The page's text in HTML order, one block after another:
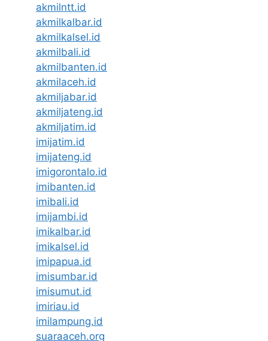
akmilntt.id
akmilkalbar.id
akmilkalsel.id
akmilbali.id
akmilbanten.id
akmilaceh.id
akmiljabar.id
akmiljateng.id
akmiljatim.id
imijatim.id
imijateng.id
imigorontalo.id
imibanten.id
imibali.id
imijambi.id
imikalbar.id
imikalsel.id
imipapua.id
imisumbar.id
imisumut.id
imiriau.id
imilampung.id
suaraaceh.org